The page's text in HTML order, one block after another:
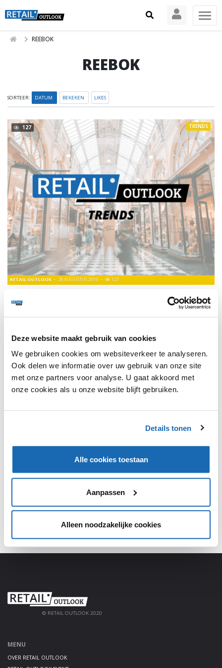
Deze website maakt gebruik van cookies
We gebruiken cookies om websiteverkeer te analyseren.
Ook delen we informatie over uw gebruik van onze site
met onze partners voor analyse. U gaat akkoord met
onze cookies als u onze website blijft gebruiken.
Details tonen
Alle cookies toestaan
Aanpassen
Alleen noodzakelijke cookies
REEBOK
REEBOK
SORTEER: DATUM BEKEKEN LIKES
127
WIN LIMITED EDITION REEBOK SNEAKERS VIA VOICE
RETAIL OUTLOOK 28 AUGUSTUS 2019 127
TRENDS
Deze unieke winactie van Reebok is speciaal bedacht voor
Meld je aan, deel jouw kennis en haal alles uit het
platform!
AANMELDEN
© RETAIL OUTLOOK 2020
MENU
OVER RETAIL OUTLOOK